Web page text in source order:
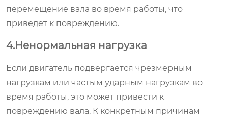
перемещение вала во время работы, что
приведет к повреждению.
4.Ненормальная нагрузка
Если двигатель подвергается чрезмерным
нагрузкам или частым ударным нагрузкам во
время работы, это может привести к
повреждению вала. К конкретным причинам